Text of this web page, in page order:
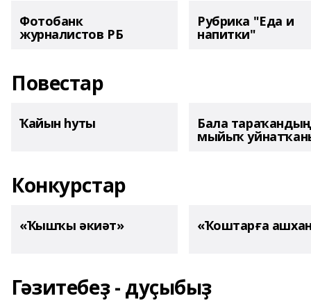
Фотобанк
журналистов РБ
Рубрика "Еда и
напитки"
Повестар
Ҡайын һуты Бала тараҡандың
мыйыҡ
Конкурстар
«Ҡышҡы әкиәт» «Ҡоштарға
Гәзитебеҙ - дуҫыбыҙ